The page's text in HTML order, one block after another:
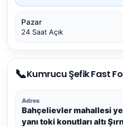
Pazar
24 Saat Açık
📞Kumrucu Şefik Fast
Adres
Bahçelievler mahallesi
yanı toki konutları altı